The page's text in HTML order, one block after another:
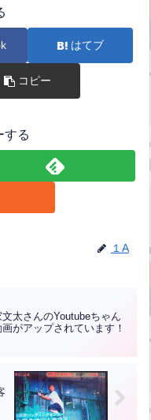
はてブ
コピー
する
１A
太さんのYoutubeちゃん
がアップされています！